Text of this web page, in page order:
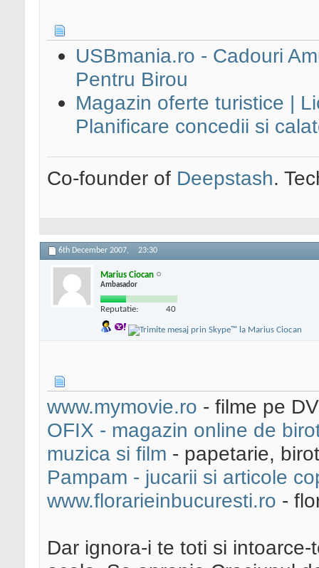
USBmania.ro - Cadouri
Pentru Birou
Magazin oferte turistice |
Planificare concedii si
Co-founder of Deepstash.
6th December 2007, 23:30
Marius Ciocan
Ambasador
Reputatie: 40
www.mymovie.ro - filme pe
OFIX - magazin online de
muzica si film - papetarie,
Pampam - jucarii si articole
www.florarieinbucuresti.ro -
Dar ignora-i te toti si